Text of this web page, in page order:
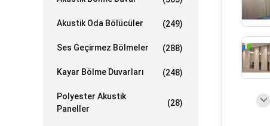
Akustik Oda Bölücüler (249)
Ses Geçirmez Bölmeler (288)
Kayar Bölme Duvarları (248)
Polyester Akustik
Paneller
(28)